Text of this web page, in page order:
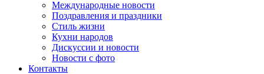
Международные новости
Поздравления и праздники
Cтиль жизни
Кухни народов
Дискуссии и новости
Новости с фото
Контакты